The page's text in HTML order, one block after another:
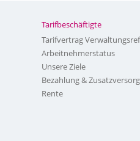
Tarifbeschäftigte
Tarifvertrag
Arbeitnehmerstatus
Unsere Ziele
Bezahlung &
Rente